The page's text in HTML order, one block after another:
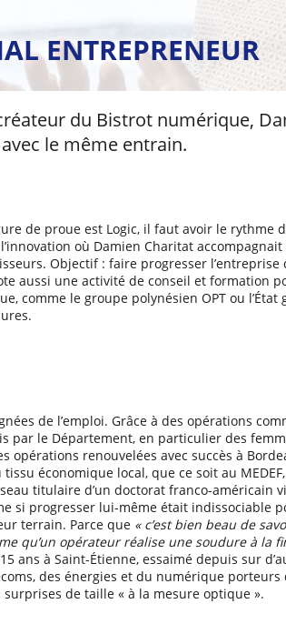
ENTREPRENEUR
du Bistrot numérique,
le même entrain.
de proue est Logic, il faut avoir le rythme
où Damien Charitat accompagnait
Objectif : faire progresser l’entreprise
aussi une activité de conseil et formation
comme le groupe polynésien OPT ou l’État
de l’emploi. Grâce à des opérations
par le Département, en particulier des
renouvelées avec succès à
économique local, que ce soit au
titulaire d’un doctorat franco-américain
si progresser lui-même était indissociable
terrain. Parce que « c’est bien beau de
qu’un opérateur réalise une soudure à la
ans à Saint-Étienne, essaimé depuis sur
des énergies et du numérique porteurs
de taille « à la mesure optique ».